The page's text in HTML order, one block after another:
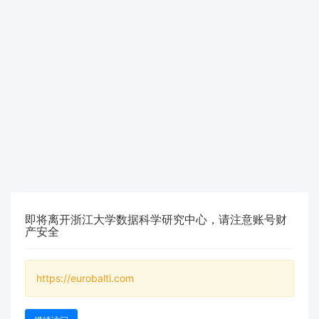
即将离开浙江大学数据科学研究中心，请注意账号财
产安全
https://eurobalti.com